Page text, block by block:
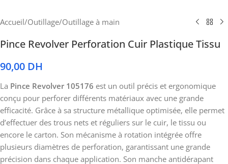
Accueil/Outillage/Outillage à main
Pince Revolver Perforation Cuir Plastique Tissu
90,00 DH
La Pince Revolver 105176 est un outil précis et ergonomique
conçu pour perforer différents matériaux avec une grande
efficacité. Grâce à sa structure métallique optimisée, elle permet
d’effectuer des trous nets et réguliers sur le cuir, le tissu ou
encore le carton. Son mécanisme à rotation intégrée offre
plusieurs diamètres de perforation, garantissant une grande
précision dans chaque application. Son manche antidérapant